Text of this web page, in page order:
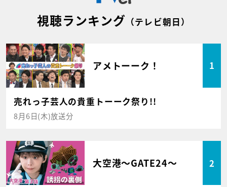
視聴ランキング （テレビ朝日）
アメトーーク！ 1
売れっ子芸人の貴重トーーク祭り!!
8月6日(木)放送分
大空港～GATE24～ 2